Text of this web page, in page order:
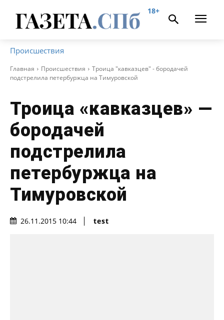
18+
Происшествия
Главная Происшествия
Троица "кавказцев" - бородачей
подстрелила петербуржца на Тимуровской
Троица «кавказцев» —
бородачей
подстрелила
петербуржца на
Тимуровской
26.11.2015 10:44 test